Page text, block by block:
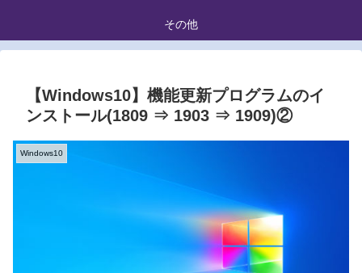
その他
【Windows10】機能更新プログラムのイ
ンストール(1809 ⇒ 1903 ⇒ 1909)②
Windows10